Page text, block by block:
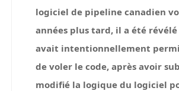
logiciel de pipeline canadien
années plus tard, il a été révélé
avait intentionnellement
de voler le code, après avoir
modifié la logique du logiciel